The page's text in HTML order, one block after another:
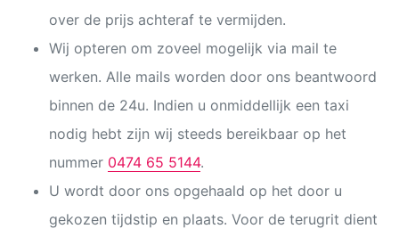
over de prijs achteraf te vermijden.
Wij opteren om zoveel mogelijk via mail te
werken. Alle mails worden door ons beantwoord
binnen de 24u. Indien u onmiddellijk een taxi
nodig hebt zijn wij steeds bereikbaar op het
nummer 0474 65 5144.
U wordt door ons opgehaald op het door u
gekozen tijdstip en plaats. Voor de terugrit dient